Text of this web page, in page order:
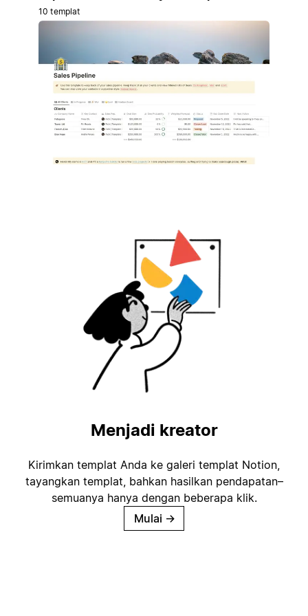
10 templat
Menjadi kreator
Kirimkan templat Anda ke galeri templat Notion,
tayangkan templat, bahkan hasilkan pendapatan–
semuanya hanya dengan beberapa klik.
Mulai →